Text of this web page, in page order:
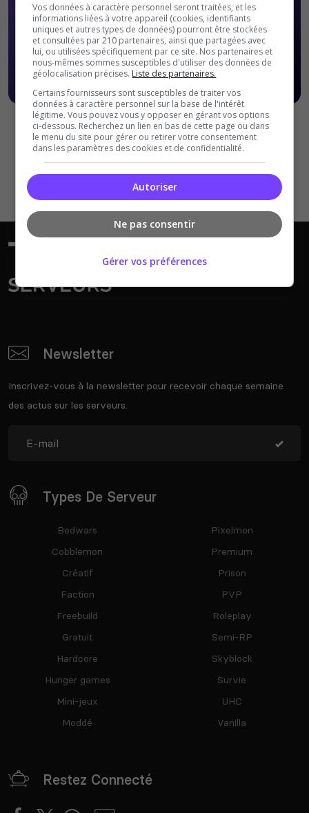
Offres Premiums soumises à nosConditions Générales de
ventes.
Newsletter
Inscrivez-vous à la newsletter pour recevoir chaque semaine
des actus sur les serveurs.
Types De Serveur
Bedwars
Cobblemon
Créatif
Faction
Freebuild
Gratuit
Hardcore
Hunger games
Mini-jeux
Moddé
Pixelmon
Premium
Prison
PVP
Roleplay
Semi-RP
Skyblock
Survie
UHC
Vanilla
Restez Connecté
Vos données à caractère personnel seront traitées, et les
informations liées à votre appareil (cookies, identifiants
uniques et autres types de données) pourront être stockées
et consultées par 210 partenaires, ainsi que partagées avec
lui, ou utilisées spécifiquement par ce site. Nos partenaires et
nous-mêmes sommes susceptibles d'utiliser des données de
géolocalisation précises. Liste des partenaires.
Certains fournisseurs sont susceptibles de traiter vos
données à caractère personnel sur la base de l'intérêt
légitime. Vous pouvez vous y opposer en gérant vos options
ci-dessous. Recherchez un lien en bas de cette page ou dans
le menu du site pour gérer ou retirer votre consentement
dans les paramètres des cookies et de confidentialité.
Autoriser
Ne pas consentir
Gérer vos préférences